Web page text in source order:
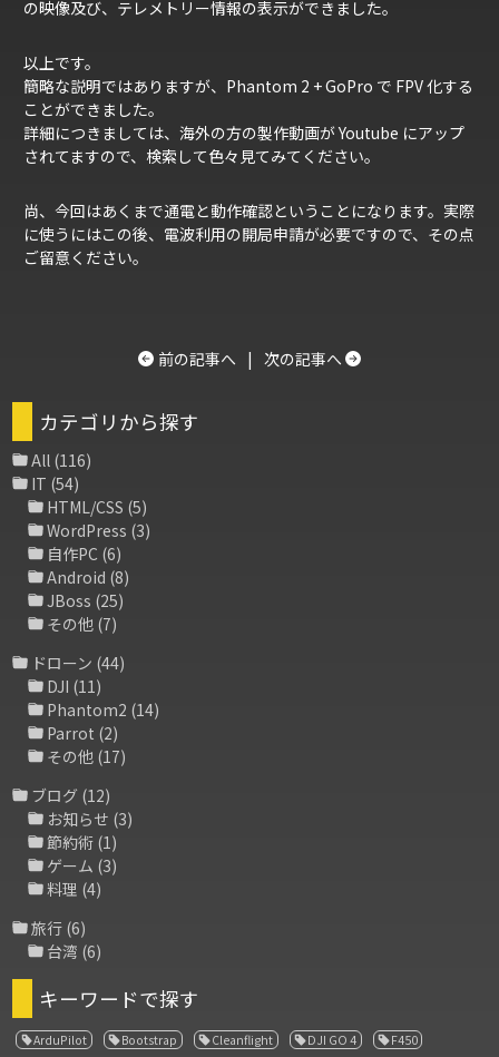
の映像及び、テレメトリー情報の表示ができました。
以上です。
簡略な説明ではありますが、Phantom 2 + GoPro で FPV 化する
ことができました。
詳細につきましては、海外の方の製作動画が Youtube にアップ
されてますので、検索して色々見てみてください。
尚、今回はあくまで通電と動作確認ということになります。実際
に使うにはこの後、電波利用の開局申請が必要ですので、その点
ご留意ください。
前の記事へ | 次の記事へ
カテゴリから探す
All (116)
IT (54)
HTML/CSS (5)
WordPress (3)
自作PC (6)
Android (8)
JBoss (25)
その他 (7)
ドローン (44)
DJI (11)
Phantom2 (14)
Parrot (2)
その他 (17)
ブログ (12)
お知らせ (3)
節約術 (1)
ゲーム (3)
料理 (4)
旅行 (6)
台湾 (6)
キーワードで探す
ArduPilot Bootstrap Cleanflight DJI GO 4
F450